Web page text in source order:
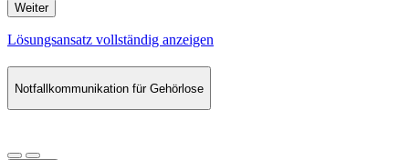
Weiter
Lösungsansatz vollständig anzeigen
Notfallkommunikation für Gehörlose